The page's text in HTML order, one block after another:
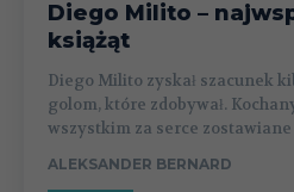
Diego Milito –
książąt
Diego Milito zyskał szacunek
golom, które zdobywał.
wszystkim za serce zostawiane
ALEKSANDER BERNARD